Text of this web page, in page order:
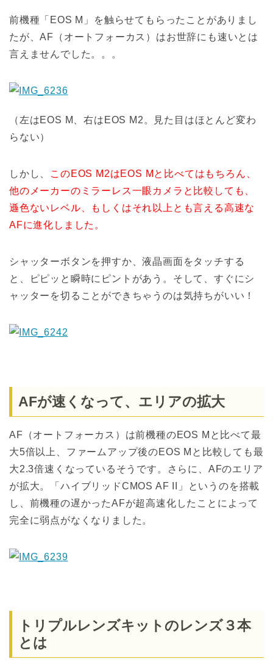
前機種「EOS M」を触らせてもらったことがありまし
たが、AF（オートフォーカス）はお世辞にも速いとは
言えませんでした。。。
（左はEOS M、右はEOS M2。見た目はほとんど変わ
らない）
しかし、
このEOS M2はEOS Mと比べてはもちろん、
他のメーカーのミラーレス一眼カメラと比較しても、
遜色ないレベル、もしくはそれ以上とも言える高速な
AFに進化しました。
シャッターボタンを押すか、液晶画面をタッチする
と、ピピッと瞬時にピントがあう。そして、すぐにシ
ャッターを切ることができちゃうのは気持ちがいい！
AFが速くなって、エリアの拡大
AF（オートフォーカス）は前機種のEOS Mと比べて最
大5倍以上、ファームアップ後のEOS Mと比較しても最
大2.3倍速くなっているそうです。さらに、AFのエリア
が拡大。「ハイブリッドCMOS AF II」というのを搭載
し、前機種の遅かったAFが超高速化したことによって
完全に弱点がなくなりました。
トリプルレンズキットのレンズ３本
とは